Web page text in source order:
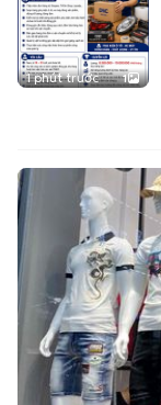
1 phút trước 1